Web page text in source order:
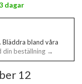
dagar
Bläddra bland våra
din beställning →
12